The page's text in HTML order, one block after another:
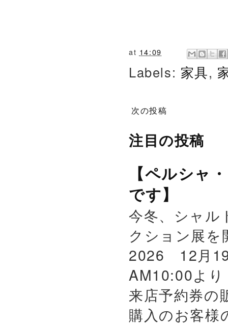
at 14:09
Labels: 家具,
次の投稿
注目の投稿
【ペルシャ
です】
今冬、シャル
クション展
2026 12月19
AM10:00よ
来店予約券の
購入のお客様